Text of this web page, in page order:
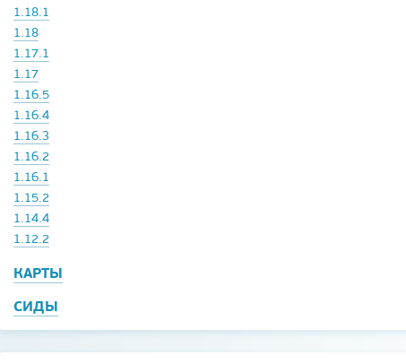
1.18.1
1.18
1.17.1
1.17
1.16.5
1.16.4
1.16.3
1.16.2
1.16.1
1.15.2
1.14.4
1.12.2
КАРТЫ
СИДЫ